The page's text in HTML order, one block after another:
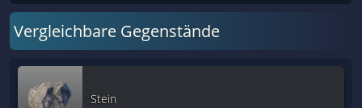
Vergleichbare Gegenstände
Stein